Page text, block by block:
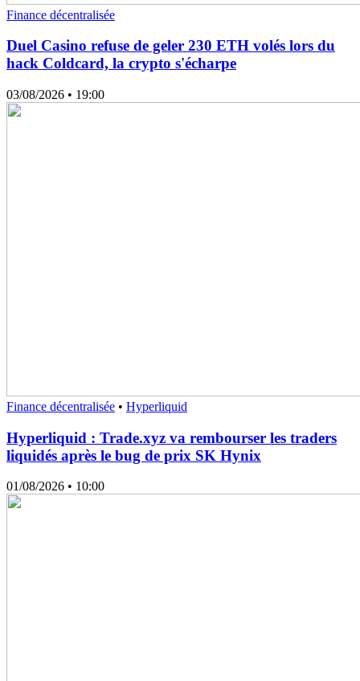
Finance décentralisée
Duel Casino refuse de geler 230 ETH volés lors du
hack Coldcard, la crypto s'écharpe
03/08/2026 • 19:00
Finance décentralisée • Hyperliquid
Hyperliquid : Trade.xyz va rembourser les traders
liquidés après le bug de prix SK Hynix
01/08/2026 • 10:00